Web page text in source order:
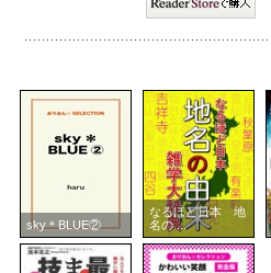
sky＊BLUE②
なるほど日本 地
名の ...